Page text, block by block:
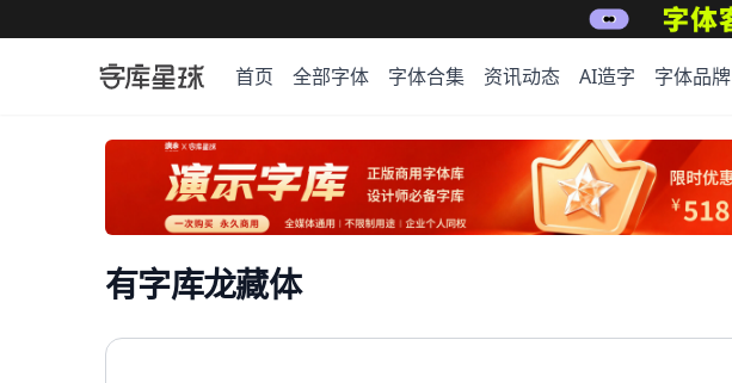
首页 全部字体 字体合集 资讯动态 AI造字 字体品牌
有字库龙藏体